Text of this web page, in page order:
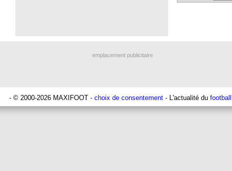
emplacement publicitaire
- © 2000-2026 MAXIFOOT - choix de consentement - L'actualité du football